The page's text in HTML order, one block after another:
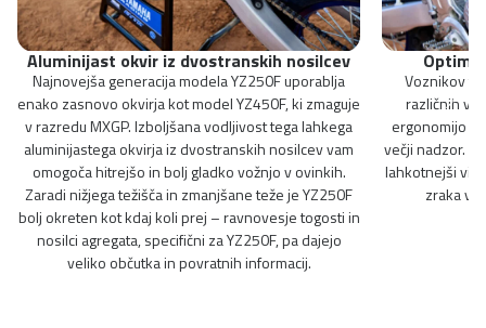
Aluminijast okvir iz dvostranskih nosilcev
Najnovejša generacija modela YZ250F uporablja
enako zasnovo okvirja kot model YZ450F, ki zmaguje
v razredu MXGP. Izboljšana vodljivost tega lahkega
aluminijastega okvirja iz dvostranskih nosilcev vam
omogoča hitrejšo in bolj gladko vožnjo v ovinkih.
Zaradi nižjega težišča in zmanjšane teže je YZ250F
bolj okreten kot kdaj koli prej – ravnovesje togosti in
nosilci agregata, specifični za YZ250F, pa dajejo
veliko občutka in povratnih informacij.
Voznikov
različnih
ergonomijo z
večji nadzor.
lahkotnejši
zraka v